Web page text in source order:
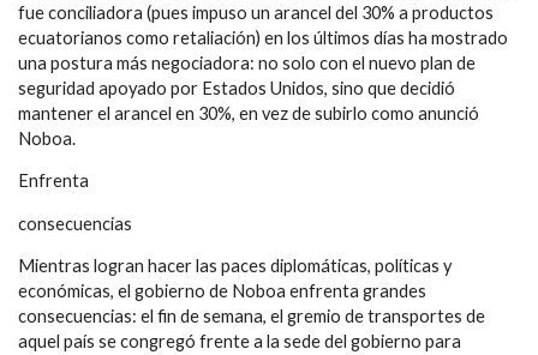
fue conciliadora (pues impuso un arancel del 30% a productos
ecuatorianos como retaliación) en los últimos días ha mostrado
una postura más negociadora: no solo con el nuevo plan de
seguridad apoyado por Estados Unidos, sino que decidió
mantener el arancel en 30%, en vez de subirlo como anunció
Noboa.
Enfrenta
consecuencias
Mientras logran hacer las paces diplomáticas, políticas y
económicas, el gobierno de Noboa enfrenta grandes
consecuencias: el fin de semana, el gremio de transportes de
aquel país se congregó frente a la sede del gobierno para